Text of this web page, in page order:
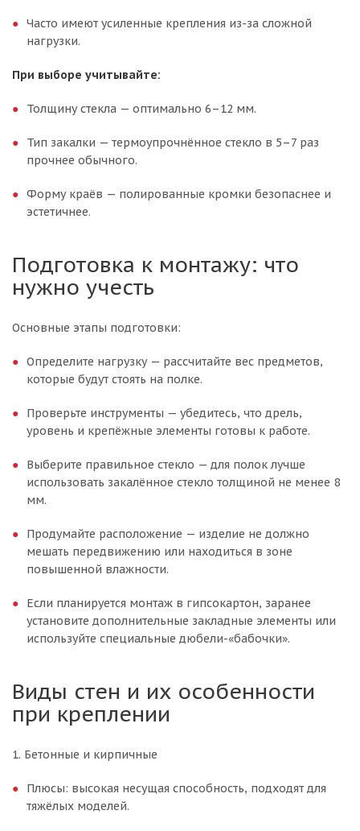
Часто имеют усиленные крепления из-за сложной
нагрузки.
При выборе учитывайте:
Толщину стекла — оптимально 6–12 мм.
Тип закалки — термоупрочнённое стекло в 5–7 раз
прочнее обычного.
Форму краёв — полированные кромки безопаснее и
эстетичнее.
Подготовка к монтажу: что
нужно учесть
Основные этапы подготовки:
Определите нагрузку — рассчитайте вес предметов,
которые будут стоять на полке.
Проверьте инструменты — убедитесь, что дрель,
уровень и крепёжные элементы готовы к работе.
Выберите правильное стекло — для полок лучше
использовать закалённое стекло толщиной не менее 8
мм.
Продумайте расположение — изделие не должно
мешать передвижению или находиться в зоне
повышенной влажности.
Если планируется монтаж в гипсокартон, заранее
установите дополнительные закладные элементы или
используйте специальные дюбели-«бабочки».
Виды стен и их особенности
при креплении
1. Бетонные и кирпичные
Плюсы: высокая несущая способность, подходят для
тяжёлых моделей.